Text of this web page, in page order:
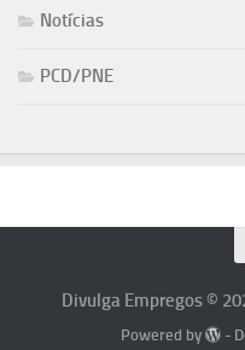
Notícias
PCD/PNE
Divulga Empregos ©
Powered by -